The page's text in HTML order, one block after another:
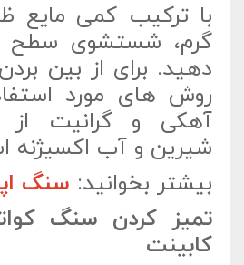
با ترکیب کمی مایع
گرم، شستشوی سطح
دهید. برای از بین
روش های مورد
آهکی و گرانیت
شیرین و آب اکسیژنه
بیشتر بخوانید: سنگ
تمیز کردن سنگ
کابینت